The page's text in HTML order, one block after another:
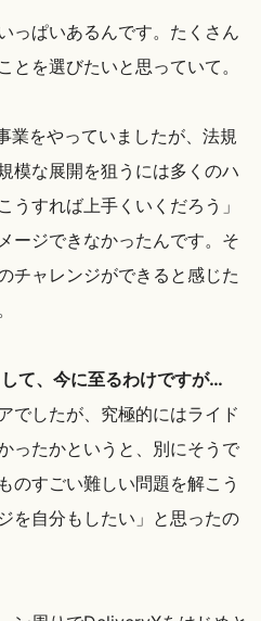
っぱいあるんです。たくさん
とを選びたいと思っていて。
業をやっていましたが、法規
模な展開を狙うには多くのハ
うすれば上手くいくだろう」
ージできなかったんです。そ
チャレンジができると感じた
て、今に至るわけですが…
でしたが、究極的にはライド
ったかというと、別にそうで
のすごい難しい問題を解こう
を自分もしたい」と思ったの